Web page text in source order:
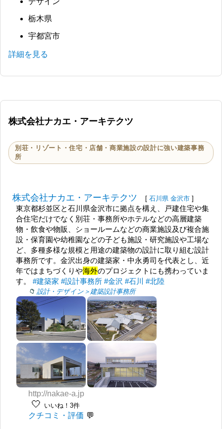
栃木県
宇都宮市
詳細を見る
株式会社ナカエ・アーキテクツ
別荘・リゾート・住宅・店舗・商業施設の設計に強い建築事務
所
株式会社ナカエ・アーキテクツ [ 石川県 金沢市 ]
東京都杉並区と石川県金沢市に拠点を構え、戸建住宅や集
合住宅だけでなく別荘・事務所やホテルなどの高層建築
物・飲食や物販、ショールームなどの商業施設及び複合施
設・保育園や幼稚園などの子ども施設・研究施設や工場な
ど、多種多様な規模と用途の建築物の設計に取り組む設計
事務所です。金沢出身の建築家・中永勇司を代表とし、近
年ではまちづくりや海外のプロジェクトにも携わっていま
す。#建築家 #設計事務所 #金沢 #石川 #北陸
設計・デザイン＞建築設計事務所
http://nakae-a.jp
🤍 いいね！3件
クチコミ・評価